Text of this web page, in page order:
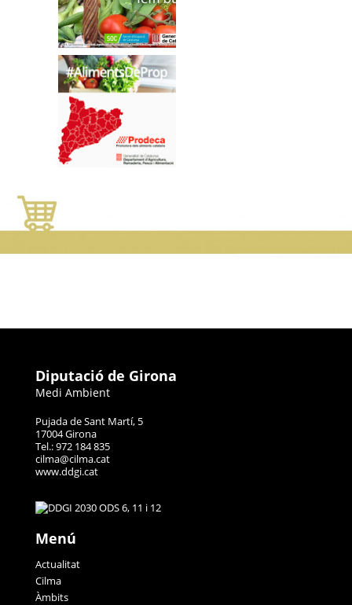
Diputació de Girona
Medi Ambient
Pujada de Sant Martí, 5
17004 Girona
Tel.: 972 184 835
cilma@cilma.cat
www.ddgi.cat
Menú
Actualitat
Cilma
Àmbits